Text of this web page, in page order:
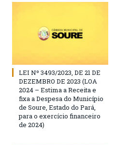
LEI Nº 3493/2023, DE 21 DE
DEZEMBRO DE 2023 (LOA
2024 – Estima a Receita e
fixa a Despesa do Município
de Soure, Estado do Pará,
para o exercício financeiro
de 2024)